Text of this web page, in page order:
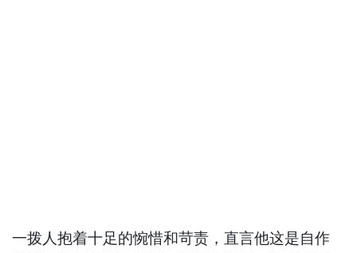
一拨人抱着十足的惋惜和苛责，直言他这是自作